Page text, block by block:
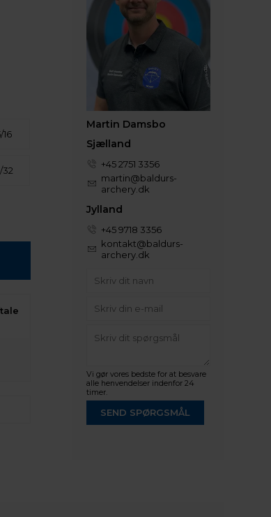
32
Martin Damsbo
Sjælland
+45 2751 3356
martin@baldurs-
archery.dk
Jylland
+45 9718 3356
kontakt@baldurs-
archery.dk
Vi gør vores bedste for at besvare
alle henvendelser indenfor 24
timer.
SEND SPØRGSMÅL